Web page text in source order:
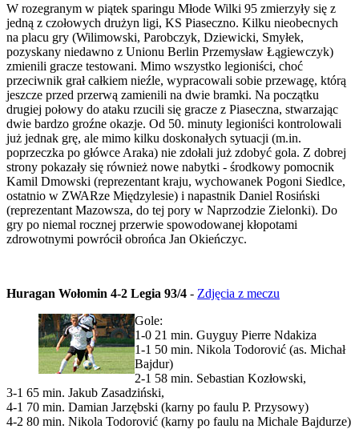
W rozegranym w piątek sparingu Młode Wilki 95 zmierzyły się z
jedną z czołowych drużyn ligi, KS Piaseczno. Kilku nieobecnych
na placu gry (Wilimowski, Parobczyk, Dziewicki, Smyłek,
pozyskany niedawno z Unionu Berlin Przemysław Łągiewczyk)
zmienili gracze testowani. Mimo wszystko legioniści, choć
przeciwnik grał całkiem nieźle, wypracowali sobie przewagę, którą
jeszcze przed przerwą zamienili na dwie bramki. Na początku
drugiej połowy do ataku rzucili się gracze z Piaseczna, stwarzając
dwie bardzo groźne okazje. Od 50. minuty legioniści kontrolowali
już jednak grę, ale mimo kilku doskonałych sytuacji (m.in.
poprzeczka po główce Araka) nie zdołali już zdobyć gola. Z dobrej
strony pokazały się również nowe nabytki - środkowy pomocnik
Kamil Dmowski (reprezentant kraju, wychowanek Pogoni Siedlce,
ostatnio w ZWARze Międzylesie) i napastnik Daniel Rosiński
(reprezentant Mazowsza, do tej pory w Naprzodzie Zielonki). Do
gry po niemal rocznej przerwie spowodowanej kłopotami
zdrowotnymi powrócił obrońca Jan Okieńczyc.
Huragan Wołomin 4-2 Legia 93/4 - Zdjęcia z meczu
Gole:
1-0 21 min. Guyguy Pierre Ndakiza
1-1 50 min. Nikola Todorović (as. Michał
Bajdur)
2-1 58 min. Sebastian Kozłowski,
3-1 65 min. Jakub Zasadziński,
4-1 70 min. Damian Jarzębski (karny po faulu P. Przysowy)
4-2 80 min. Nikola Todorović (karny po faulu na Michale Bajdurze)